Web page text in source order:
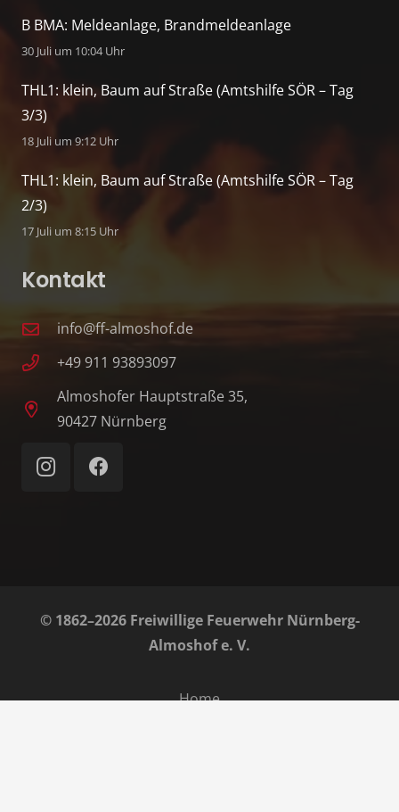
B BMA: Meldeanlage, Brandmeldeanlage
30 Juli um 10:04 Uhr
THL1: klein, Baum auf Straße (Amtshilfe SÖR – Tag
3/3)
18 Juli um 9:12 Uhr
THL1: klein, Baum auf Straße (Amtshilfe SÖR – Tag
2/3)
17 Juli um 8:15 Uhr
Kontakt
info@ff-almoshof.de
+49 911 93893097
Almoshofer Hauptstraße 35,
90427 Nürnberg
© 1862–2026 Freiwillige Feuerwehr Nürnberg-
Almoshof e. V.
Home